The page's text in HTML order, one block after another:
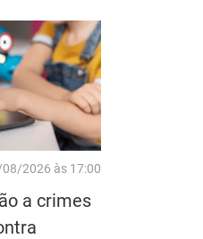
2026 às 17:00
a crimes